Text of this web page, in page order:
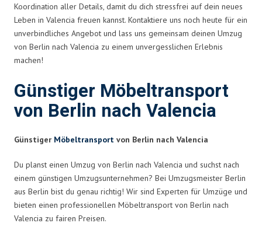
Koordination aller Details, damit du dich stressfrei auf dein neues
Leben in Valencia freuen kannst. Kontaktiere uns noch heute für ein
unverbindliches Angebot und lass uns gemeinsam deinen Umzug
von Berlin nach Valencia zu einem unvergesslichen Erlebnis
machen!
Günstiger Möbeltransport
von Berlin nach Valencia
Günstiger Möbeltransport von Berlin nach Valencia
Du planst einen Umzug von Berlin nach Valencia und suchst nach
einem günstigen Umzugsunternehmen? Bei Umzugsmeister Berlin
aus Berlin bist du genau richtig! Wir sind Experten für Umzüge und
bieten einen professionellen Möbeltransport von Berlin nach
Valencia zu fairen Preisen.